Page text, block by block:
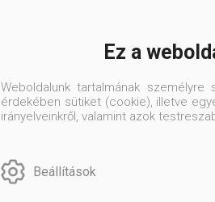
Ez a
Weboldalunk tartalmának
érdekében sütiket (cookie), illetve
irányelveinkről, valamint azok
Beállítások